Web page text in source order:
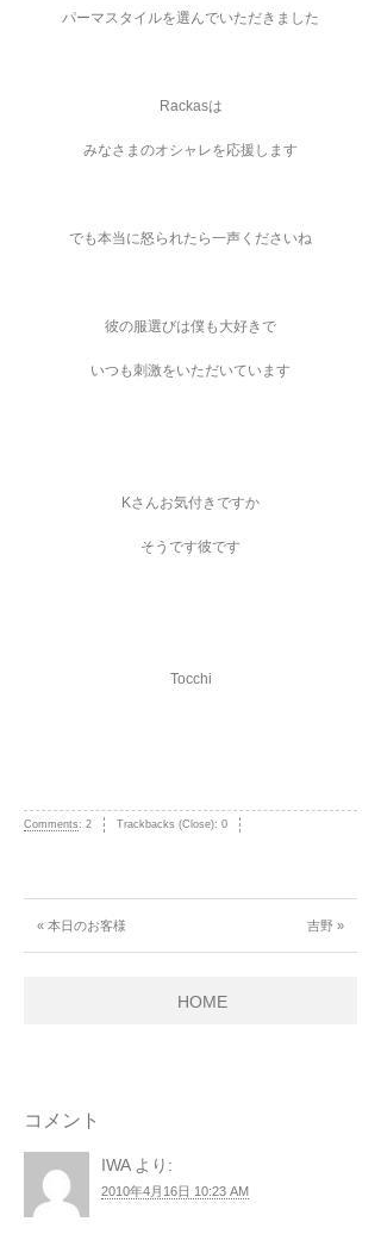
パーマスタイルを選んでいただきました
Rackasは
みなさまのオシャレを応援します
でも本当に怒られたら一声くださいね
彼の服選びは僕も大好きで
いつも刺激をいただいています
Kさんお気付きですか
そうです彼です
Tocchi
Comments: 2 Trackbacks (Close): 0
« 本日のお客様 吉野 »
HOME
コメント
IWA より:
2010年4月16日 10:23 AM